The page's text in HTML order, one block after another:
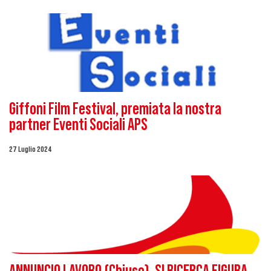
Giffoni Film Festival, premiata la nostra
partner Eventi Sociali APS
27 Luglio 2024